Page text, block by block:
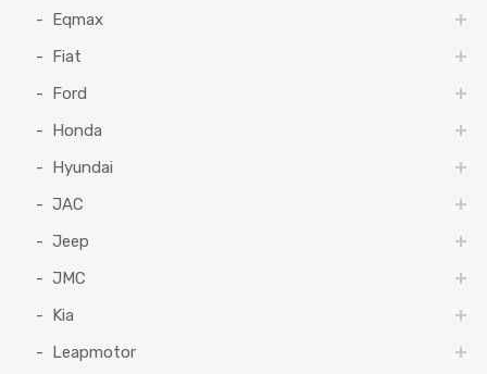
Eqmax
Fiat
Ford
Honda
Hyundai
JAC
Jeep
JMC
Kia
Leapmotor